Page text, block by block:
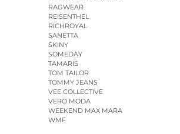
RAGWEAR
REISENTHEL
RICHROYAL
SANETTA
SKINY
SOMEDAY
TAMARIS
TOM TAILOR
TOMMY JEANS
VEE COLLECTIVE
VERO MODA
WEEKEND MAX MARA
WMF